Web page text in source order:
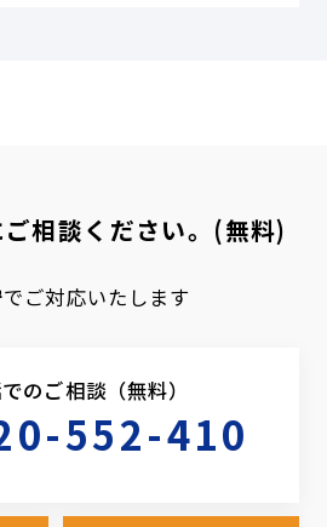
ご相談ください。(無料)
でご対応いたします
のご相談（無料）
552-410